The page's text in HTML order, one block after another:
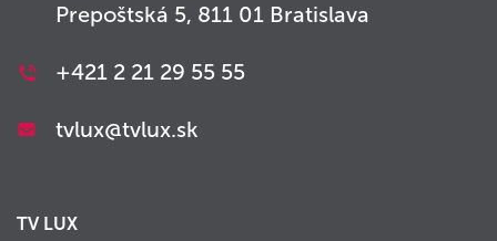
Prepoštská 5, 811 01 Bratislava
+421 2 21 29 55 55
tvlux@tvlux.sk
TV LUX